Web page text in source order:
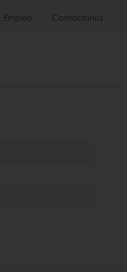
Empleo Contáctanos